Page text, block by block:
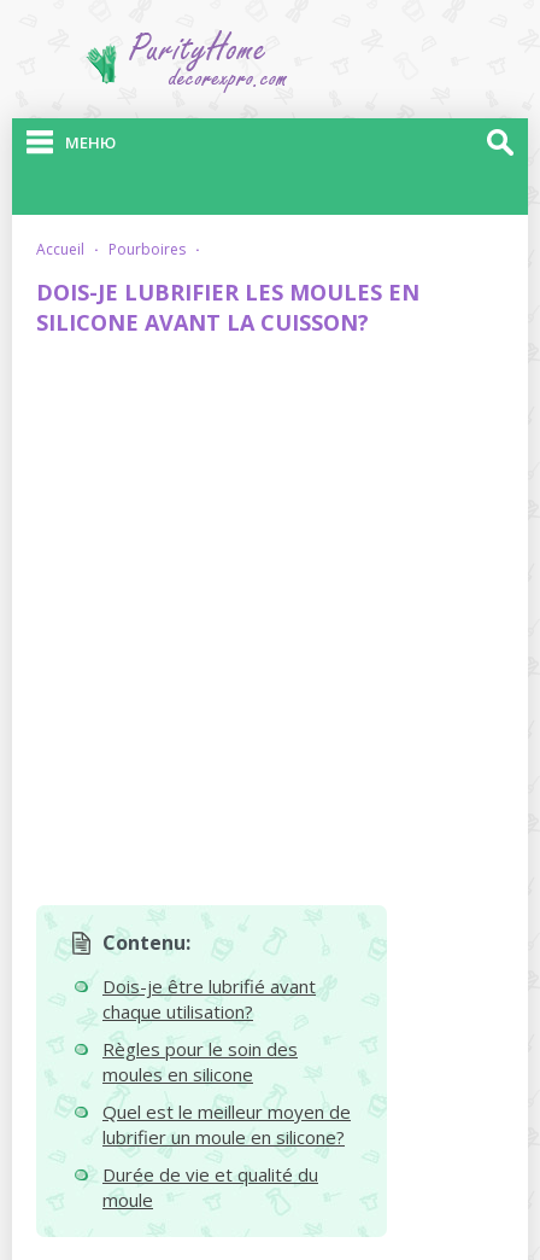
МЕНЮ
accueil · pourboires ·
DOIS-JE LUBRIFIER LES MOULES EN
SILICONE AVANT LA CUISSON?
Contenu:
Dois-je être lubrifié avant
chaque utilisation?
Règles pour le soin des
moules en silicone
Quel est le meilleur moyen de
lubrifier un moule en silicone?
Durée de vie et qualité du
moule